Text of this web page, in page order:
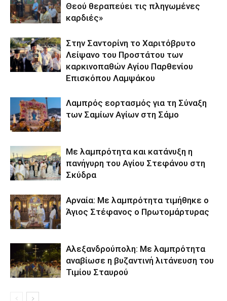
Θεού θεραπεύει τις πληγωμένες
καρδιές»
Στην Σαντορίνη το Χαριτόβρυτο
Λείψανο του Προστάτου των
καρκινοπαθών Αγίου Παρθενίου
Επισκόπου Λαμψάκου
Λαμπρός εορτασμός για τη Σύναξη
των Σαμίων Αγίων στη Σάμο
Με λαμπρότητα και κατάνυξη η
πανήγυρη του Αγίου Στεφάνου στη
Σκύδρα
Αρναία: Με λαμπρότητα τιμήθηκε ο
Άγιος Στέφανος ο Πρωτομάρτυρας
Αλεξανδρούπολη: Με λαμπρότητα
αναβίωσε η βυζαντινή λιτάνευση του
Τιμίου Σταυρού